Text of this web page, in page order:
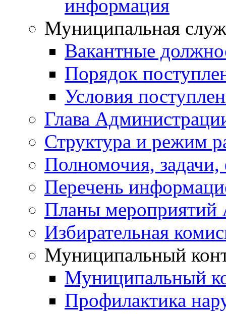
информация
Муниципальная
Вакантные
Порядок
Условия
Глава
Структура и режим
Полномочия,
Перечень
Планы мероприятий
Избирательная
Муниципальный
Муниципальный
Профилактика